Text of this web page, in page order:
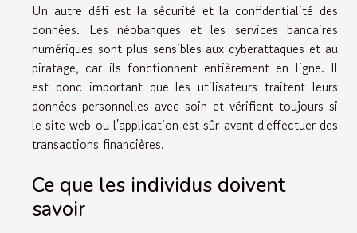
Un autre défi est la sécurité et la confidentialité des
données. Les néobanques et les services bancaires
numériques sont plus sensibles aux cyberattaques et au
piratage, car ils fonctionnent entièrement en ligne. Il
est donc important que les utilisateurs traitent leurs
données personnelles avec soin et vérifient toujours si
le site web ou l'application est sûr avant d'effectuer des
transactions financières.
Ce que les individus doivent
savoir